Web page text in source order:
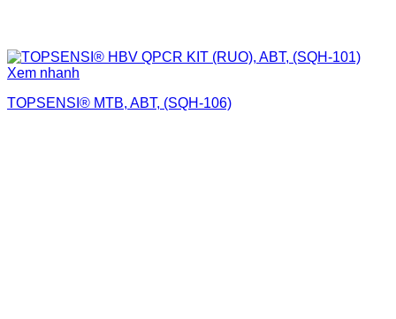
Xem nhanh
TOPSENSI® MTB, ABT, (SQH-106)